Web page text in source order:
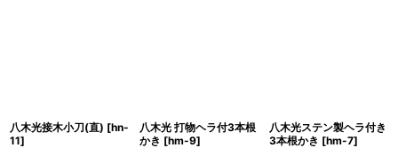
八木光接木小刀(直) [hn-
11]
八木光 打物ヘラ付3本根
かき [hm-9]
八木光ステン製ヘラ付き
3本根かき [hm-7]